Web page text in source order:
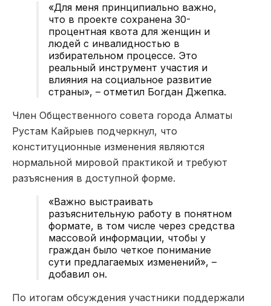
«Для меня принципиально важно,
что в проекте сохранена 30-
процентная квота для женщин и
людей с инвалидностью в
избирательном процессе. Это
реальный инструмент участия и
влияния на социальное развитие
страны», – отметил Богдан Джепка.
Член Общественного совета города Алматы
Рустам Кайрыев подчеркнул, что
конституционные изменения являются
нормальной мировой практикой и требуют
разъяснения в доступной форме.
«Важно выстраивать
разъяснительную работу в понятном
формате, в том числе через средства
массовой информации, чтобы у
граждан было четкое понимание
сути предлагаемых изменений», –
добавил он.
По итогам обсуждения участники поддержали